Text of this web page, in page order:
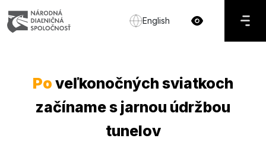
English
Po veľkonočných sviatkoch
začíname s jarnou údržbou
tunelov